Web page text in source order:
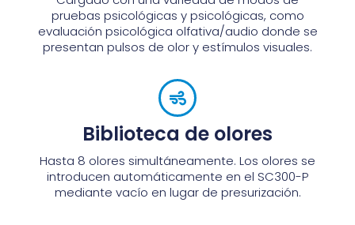
pruebas psicológicas y psicológicas, como
evaluación psicológica olfativa/audio donde se
presentan pulsos de olor y estímulos visuales.
Biblioteca de olores
Hasta 8 olores simultáneamente. Los olores se
introducen automáticamente en el SC300-P
mediante vacío en lugar de presurización.